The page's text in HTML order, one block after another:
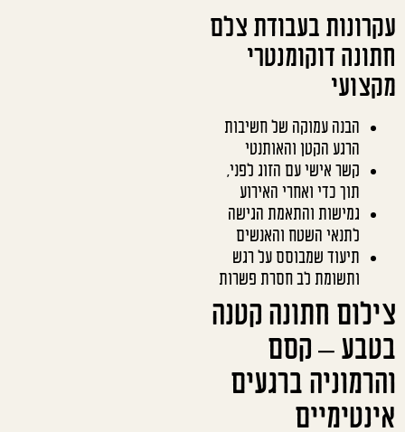
עקרונות בעבודת צלם
חתונה דוקומנטרי
מקצועי
הבנה עמוקה של חשיבות
הרגע הקטן והאותנטי
קשר אישי עם הזוג לפני,
תוך כדי ואחרי האירוע
גמישות והתאמת הגישה
לתנאי השטח והאנשים
תיעוד שמבוסס על רגש
ותשומת לב חסרת פשרות
צילום חתונה קטנה
בטבע – קסם
והרמוניה ברגעים
אינטימיים